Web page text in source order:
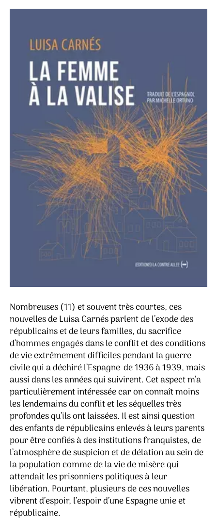
Nombreuses (11) et souvent très courtes, ces
nouvelles de Luisa Carnés parlent de l’exode des
républicains et de leurs familles, du sacrifice
d’hommes engagés dans le conflit et des conditions
de vie extrêmement difficiles pendant la guerre
civile qui a déchiré l’Espagne de 1936 à 1939, mais
aussi dans les années qui suivirent. Cet aspect m’a
particulièrement intéressée car on connaît moins
les lendemains du conflit et les séquelles très
profondes qu’ils ont laissées. Il est ainsi question
des enfants de républicains enlevés à leurs parents
pour être confiés à des institutions franquistes, de
l’atmosphère de suspicion et de délation au sein de
la population comme de la vie de misère qui
attendait les prisonniers politiques à leur
libération. Pourtant, plusieurs de ces nouvelles
vibrent d’espoir, l’espoir d’une Espagne unie et
républicaine.